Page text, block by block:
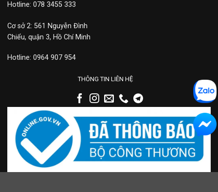
Hotline: 078 3455 333
Cơ sở 2: 561 Nguyễn Đình
Chiểu, quận 3, Hồ Chí Minh
Hotline: 0964 907 954
THÔNG TIN LIÊN HỆ